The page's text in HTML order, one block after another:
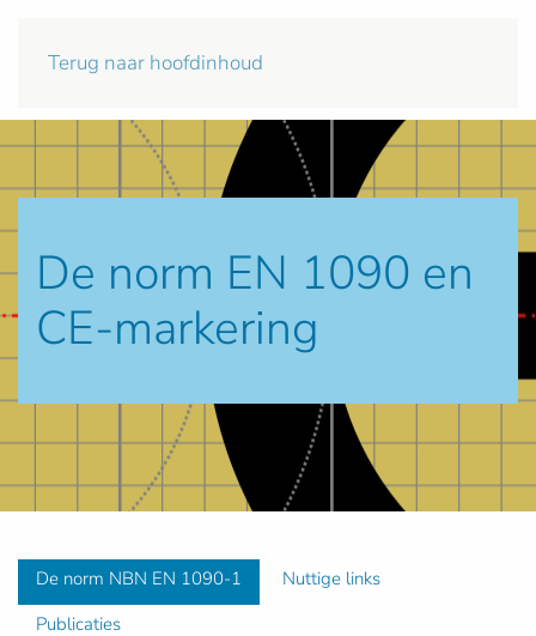
Terug naar hoofdinhoud
De norm EN 1090 en
CE-markering
De norm NBN EN 1090-1
Nuttige links
Publicaties